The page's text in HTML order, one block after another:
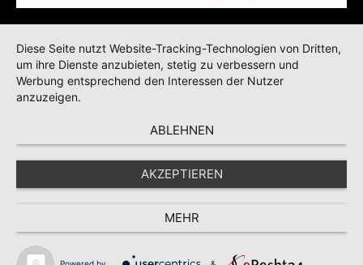
Diese Seite nutzt Website-Tracking-Technologien von Dritten,
um ihre Dienste anzubieten, stetig zu verbessern und
Werbung entsprechend den Interessen der Nutzer
anzuzeigen.
ABLEHNEN
AKZEPTIEREN
MEHR